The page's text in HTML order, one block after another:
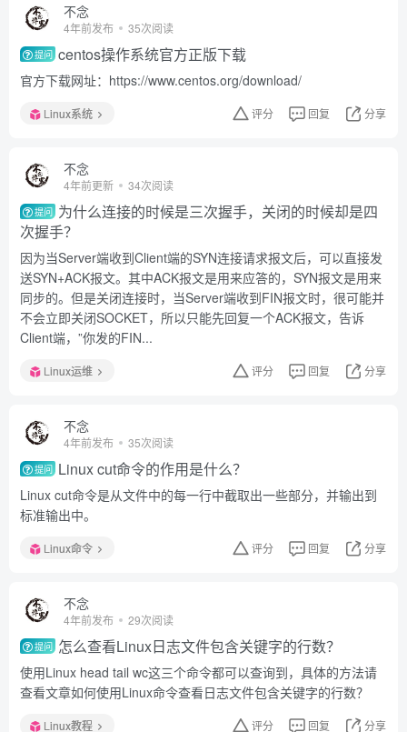
不念
4年前发布 35次阅读
提问 centos操作系统官方正版下载
官方下载网址：https://www.centos.org/download/
Linux系统 评分 回复 分享
不念
4年前更新 34次阅读
提问 为什么连接的时候是三次握手，关闭的时候却是四
次握手？
因为当Server端收到Client端的SYN连接请求报文后，可以直接发
送SYN+ACK报文。其中ACK报文是用来应答的，SYN报文是用来
同步的。但是关闭连接时，当Server端收到FIN报文时，很可能并
不会立即关闭SOCKET，所以只能先回复一个ACK报文，告诉
Client端，”你发的FIN...
Linux运维 评分 回复 分享
不念
4年前发布 35次阅读
提问 Linux cut命令的作用是什么？
Linux cut命令是从文件中的每一行中截取出一些部分，并输出到
标准输出中。
Linux命令 评分 回复 分享
不念
4年前发布 29次阅读
提问 怎么查看Linux日志文件包含关键字的行数？
使用Linux head tail wc这三个命令都可以查询到，具体的方法请
查看文章如何使用Linux命令查看日志文件包含关键字的行数？
Linux教程 评分 回复 分享